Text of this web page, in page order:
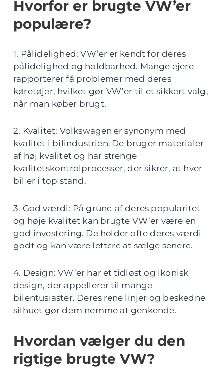
Hvorfor er brugte VW’er
populære?
1. Pålidelighed: VW’er er kendt for deres
pålidelighed og holdbarhed. Mange ejere
rapporterer få problemer med deres
køretøjer, hvilket gør VW’er til et sikkert valg,
når man køber brugt.
2. Kvalitet: Volkswagen er synonym med
kvalitet i bilindustrien. De bruger materialer
af høj kvalitet og har strenge
kvalitetskontrolprocesser, der sikrer, at hver
bil er i top stand.
3. God værdi: På grund af deres popularitet
og høje kvalitet kan brugte VW’er være en
god investering. De holder ofte deres værdi
godt og kan være lettere at sælge senere.
4. Design: VW’er har et tidløst og ikonisk
design, der appellerer til mange
bilentusiaster. Deres rene linjer og beskedne
silhuet gør dem nemme at genkende.
Hvordan vælger du den
rigtige brugte VW?